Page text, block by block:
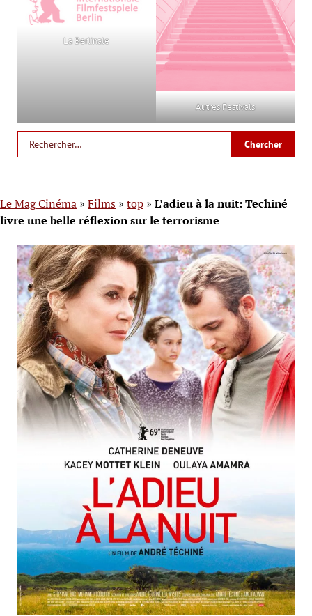
La Berlinale
Autres Festivals
Le Mag Cinéma » Films » top » L’adieu à la nuit: Techiné
livre une belle réflexion sur le terrorisme